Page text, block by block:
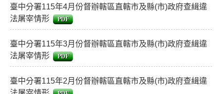
臺中分署115年4月份督辦轄區直轄市及縣(市)政府查緝違
法屠宰情形
PDF
臺中分署115年3月份督辦轄區直轄市及縣(市)政府查緝違
法屠宰情形
PDF
臺中分署115年2月份督辦轄區直轄市及縣(市)政府查緝違